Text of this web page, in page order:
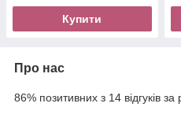
Купити
Про нас
86% позитивних з 14 відгуків за